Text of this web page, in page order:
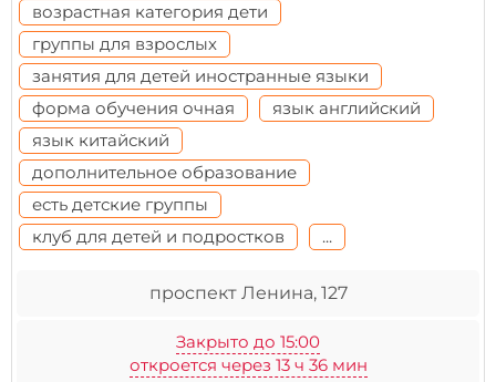
возрастная категория дети
группы для взрослых
занятия для детей иностранные языки
форма обучения очная
язык английский
язык китайский
дополнительное образование
есть детские группы
клуб для детей и подростков
...
проспект Ленина, 127
Закрыто до 15:00
откроется через 13 ч 36 мин